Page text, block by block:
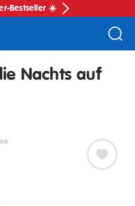
Bestseller ☀️
Nachts auf